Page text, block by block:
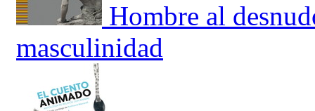
Hombre al
masculinidad